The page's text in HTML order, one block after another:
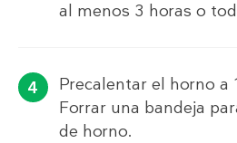
al menos 3 horas o
Precalentar el horno a
Forrar una bandeja
de horno.